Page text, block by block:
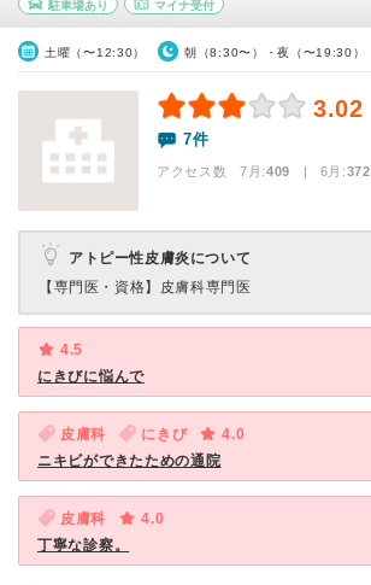
駐車場あり マイナ受付
土曜（〜12:30） 朝（8:30〜）・夜（〜19:30）
3.02
7件
アクセス数 7月:409 | 6月:372
アトピー性皮膚炎について
【専門医・資格】 皮膚科専門医
4.5
にきびに悩んで
皮膚科 にきび
4.0
ニキビができたための通院
皮膚科
4.0
丁寧な診察。